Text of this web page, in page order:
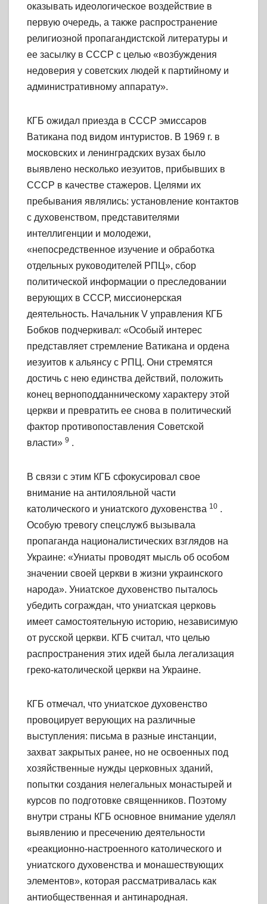
оказывать идеологическое воздействие в
первую очередь, а также распространение
религиозной пропагандистской литературы и
ее засылку в СССР с целью «возбуждения
недоверия у советских людей к партийному и
административному аппарату».
КГБ ожидал приезда в СССР эмиссаров
Ватикана под видом интуристов. В 1969 г. в
московских и ленинградских вузах было
выявлено несколько иезуитов, прибывших в
СССР в качестве стажеров. Целями их
пребывания являлись: установление контактов
с духовенством, представителями
интеллигенции и молодежи,
«непосредственное изучение и обработка
отдельных руководителей РПЦ», сбор
политической информации о преследовании
верующих в СССР, миссионерская
деятельность. Начальник V управления КГБ
Бобков подчеркивал: «Особый интерес
представляет стремление Ватикана и ордена
иезуитов к альянсу с РПЦ. Они стремятся
достичь с нею единства действий, положить
конец верноподданническому характеру этой
церкви и превратить ее снова в политический
фактор противопоставления Советской
власти» 9 .
В связи с этим КГБ сфокусировал свое
внимание на антилояльной части
католического и униатского духовенства 10 .
Особую тревогу спецслужб вызывала
пропаганда националистических взглядов на
Украине: «Униаты проводят мысль об особом
значении своей церкви в жизни украинского
народа». Униатское духовенство пыталось
убедить сограждан, что униатская церковь
имеет самостоятельную историю, независимую
от русской церкви. КГБ считал, что целью
распространения этих идей была легализация
греко-католической церкви на Украине.
КГБ отмечал, что униатское духовенство
провоцирует верующих на различные
выступления: письма в разные инстанции,
захват закрытых ранее, но не освоенных под
хозяйственные нужды церковных зданий,
попытки создания нелегальных монастырей и
курсов по подготовке священников. Поэтому
внутри страны КГБ основное внимание уделял
выявлению и пресечению деятельности
«реакционно-настроенного католического и
униатского духовенства и монашествующих
элементов», которая рассматривалась как
антиобщественная и антинародная.